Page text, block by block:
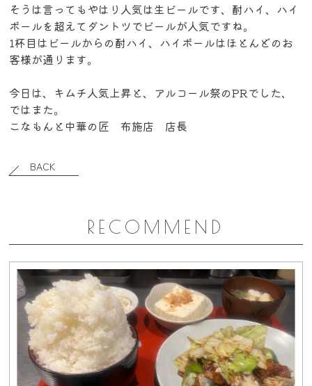
そうは言ってもやはり人気は生ビールです、酎ハイ、ハイ
ボールを超えてダントツでビールが人気ですね。
1杯目はビールからの酎ハイ、ハイボールはほとんどのお
客様が通ります。
今日は、キムチ人気上昇と、アルコール祭のPRでした、
ではまた。
こなもんと中華の匠 布施店 店長
BACK
RECOMMEND